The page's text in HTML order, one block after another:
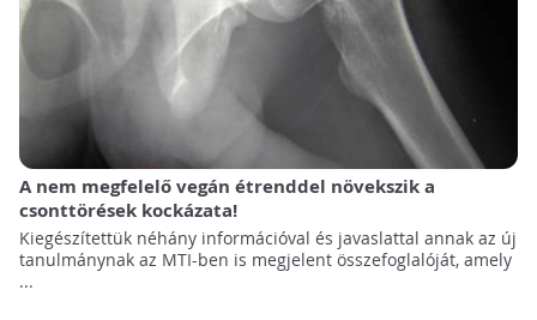
A nem megfelelő vegán étrenddel növekszik a
csonttörések kockázata!
Kiegészítettük néhány információval és javaslattal annak az új
tanulmánynak az MTI-ben is megjelent összefoglalóját, amely
...